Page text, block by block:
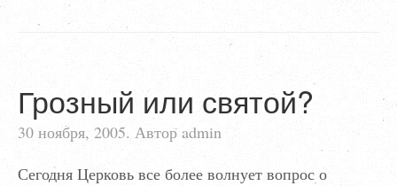
Грозный или святой?
30 ноября, 2005. Автор admin
Сегодня Церковь все более волнует вопрос о